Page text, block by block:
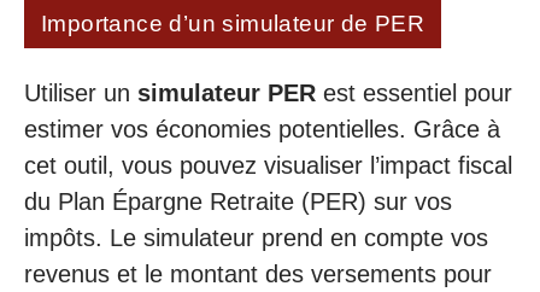
Importance d’un simulateur de PER
Utiliser un simulateur PER est essentiel pour
estimer vos économies potentielles. Grâce à
cet outil, vous pouvez visualiser l’impact fiscal
du Plan Épargne Retraite (PER) sur vos
impôts. Le simulateur prend en compte vos
revenus et le montant des versements pour